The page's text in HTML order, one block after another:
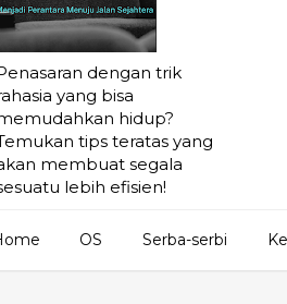
dengan trik
yang bisa
hidup?
tips teratas yang
membuat segala
lebih efisien!
OS Serba-serbi